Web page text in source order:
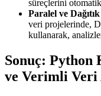
süreçlerini
Paralel ve
veri projelerinde,
kullanarak,
Sonuç: Python
ve Verimli Veri